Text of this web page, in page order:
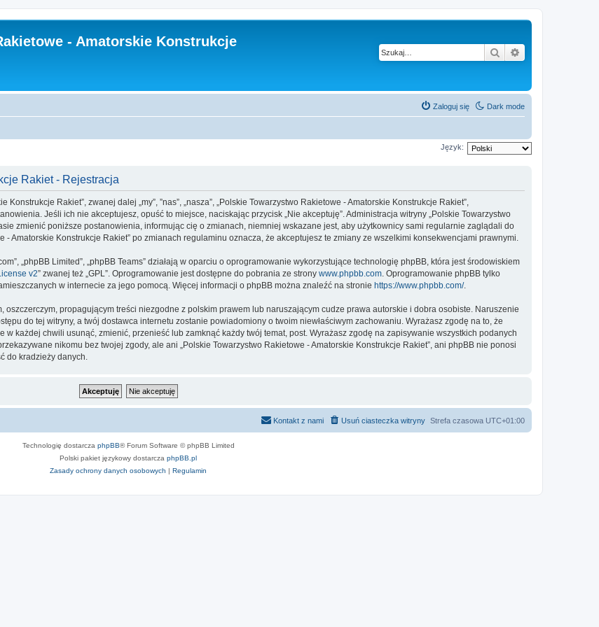
- Amatorskie Konstrukcje
Szukaj
Dark mode
Zaloguj się
Język:
Rakiet - Rejestracja
Rakiet”, zwanej dalej „my”, ”nas”, „nasza”, „Polskie Towarzystwo Rakietowe - Amatorskie Konstrukcje Rakiet”,
Jeśli ich nie akceptujesz, opuść to miejsce, naciskając przycisk „Nie akceptuję”. Administracja witryny „Polskie Towarzystwo
zmienić poniższe postanowienia, informując cię o zmianach, niemniej wskazane jest, aby użytkownicy sami regularnie zaglądali do
Amatorskie Konstrukcje Rakiet” po zmianach regulaminu oznacza, że akceptujesz te zmiany ze wszelkimi konsekwencjami prawnymi.
„phpBB Limited”, „phpBB Teams” działają w oparciu o oprogramowanie wykorzystujące technologię phpBB, która jest środowiskiem
v2” zwanej też „GPL”. Oprogramowanie jest dostępne do pobrania ze strony www.phpbb.com. Oprogramowanie phpBB tylko
w internecie za jego pomocą. Więcej informacji o phpBB można znaleźć na stronie https://www.phpbb.com/.
propagującym treści niezgodne z polskim prawem lub naruszającym cudze prawa autorskie i dobra osobiste. Naruszenie
do tej witryny, a twój dostawca internetu zostanie powiadomiony o twoim niewłaściwym zachowaniu. Wyrażasz zgodę na to, że
w każdej chwili usunąć, zmienić, przenieść lub zamknąć każdy twój temat, post. Wyrażasz zgodę na zapisywanie wszystkich podanych
nikomu bez twojej zgody, ale ani „Polskie Towarzystwo Rakietowe - Amatorskie Konstrukcje Rakiet”, ani phpBB nie ponosi
do kradzieży danych.
Strefa czasowa UTC+01:00
Usuń ciasteczka witryny
Kontakt z nami
Technologię dostarcza phpBB® Forum Software © phpBB Limited
Polski pakiet językowy dostarcza phpBB.pl
Zasady ochrony danych osobowych | Regulamin